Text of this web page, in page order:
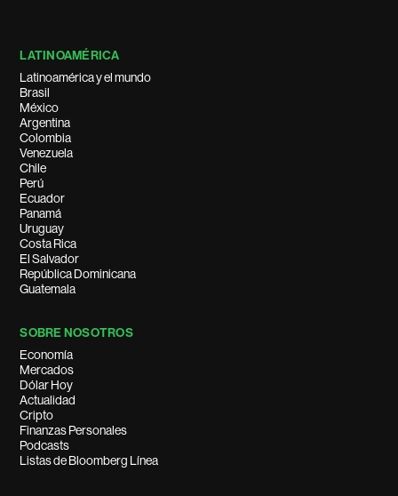
LATINOAMÉRICA
Latinoamérica y el mundo
Brasil
México
Argentina
Colombia
Venezuela
Chile
Perú
Ecuador
Panamá
Uruguay
Costa Rica
El Salvador
República Dominicana
Guatemala
SOBRE NOSOTROS
Economía
Mercados
Dólar Hoy
Actualidad
Cripto
Finanzas Personales
Podcasts
Listas de Bloomberg Línea